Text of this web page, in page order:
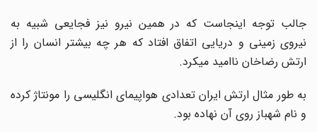
جالب توجه اینجاست که در همین نیرو نیز فجایعی شبیه به
نیروی زمینی و دریایی اتفاق افتاد که هر چه بیشتر انسان را از
ارتش رضاخان ناامید میکرد.
به طور مثال ارتش ایران تعدادی هواپیمای انگلیسی را مونتاژ کرده
و نام شهباز روی آن نهاده بود.